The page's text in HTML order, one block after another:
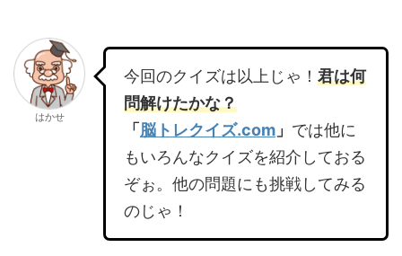
はかせ
今回のクイズは以上じゃ！ 君は何
問解けたかな？
「 脳トレクイズ.com 」 では他に
もいろんなクイズを紹介しておる
ぞぉ。他の問題にも挑戦してみる
のじゃ！